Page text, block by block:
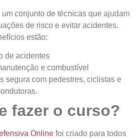
conjunto de técnicas que ajudam
de risco e evitar acidentes.
estão:
de acidentes
e combustível
segura com pedestres, ciclistas e
fazer o curso?
Online foi criado para todos